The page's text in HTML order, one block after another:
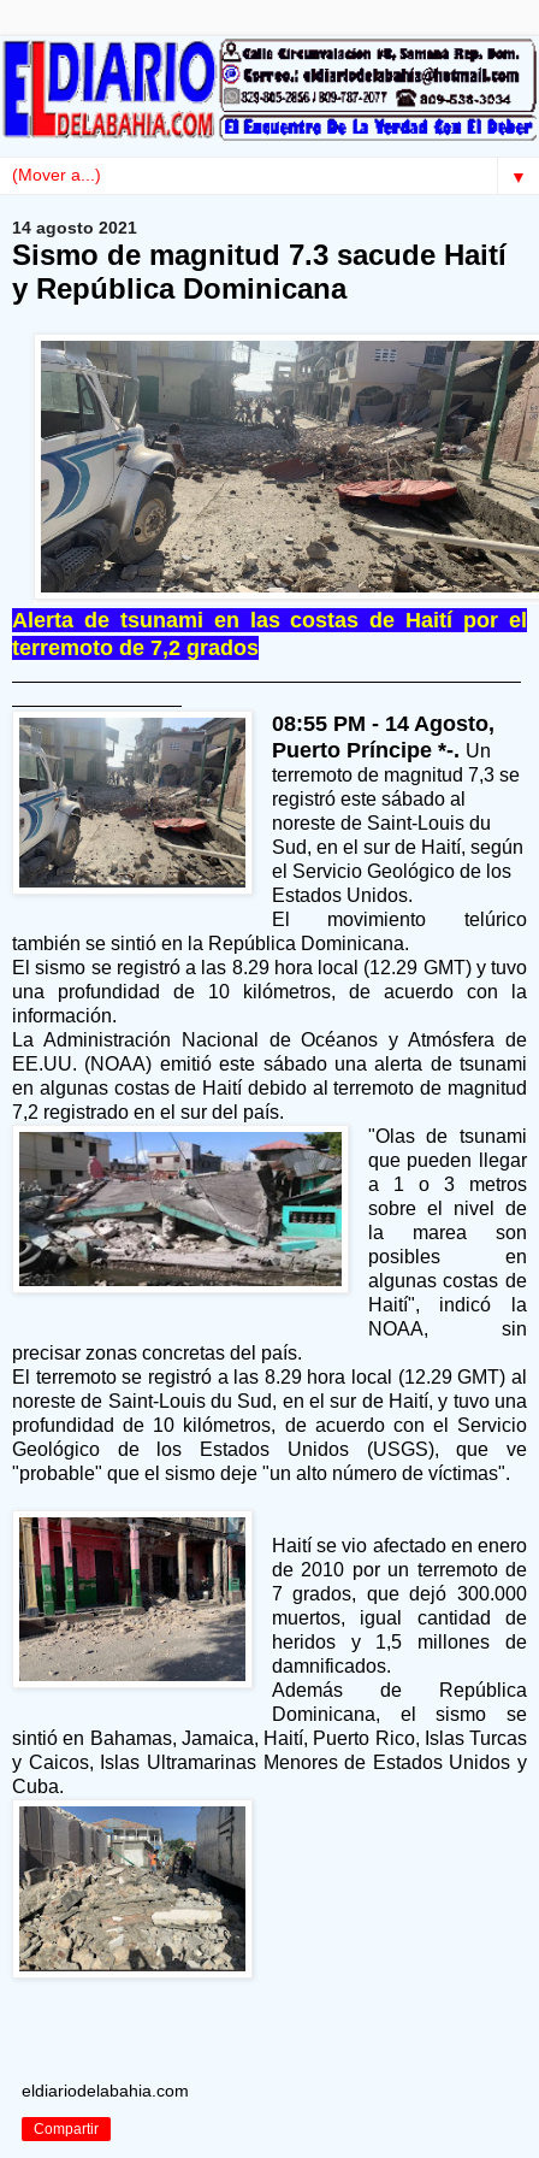
▼
14 agosto 2021
Sismo de magnitud 7.3 sacude Haití
y República Dominicana
Alerta de tsunami en las costas de Haití por el
terremoto de 7,2 grados
08:55 PM - 14 Agosto,
Puerto Príncipe *-. Un
terremoto de magnitud 7,3 se
registró este sábado al
noreste de Saint-Louis du
Sud, en el sur de Haití, según
el Servicio Geológico de los
Estados Unidos.
El movimiento telúrico
también se sintió en la República Dominicana.
El sismo se registró a las 8.29 hora local (12.29 GMT) y tuvo
una profundidad de 10 kilómetros, de acuerdo con la
información.
La Administración Nacional de Océanos y Atmósfera de
EE.UU. (NOAA) emitió este sábado una alerta de tsunami
en algunas costas de Haití debido al terremoto de magnitud
7,2 registrado en el sur del país.
"Olas de tsunami
que pueden llegar
a 1 o 3 metros
sobre el nivel de
la marea son
posibles en
algunas costas de
Haití", indicó la
NOAA, sin
precisar zonas concretas del país.
El terremoto se registró a las 8.29 hora local (12.29 GMT) al
noreste de Saint-Louis du Sud, en el sur de Haití, y tuvo una
profundidad de 10 kilómetros, de acuerdo con el Servicio
Geológico de los Estados Unidos (USGS), que ve
"probable" que el sismo deje "un alto número de víctimas".
Haití se vio afectado en enero
de 2010 por un terremoto de
7 grados, que dejó 300.000
muertos, igual cantidad de
heridos y 1,5 millones de
damnificados.
Además de República
Dominicana, el sismo se
sintió en Bahamas, Jamaica, Haití, Puerto Rico, Islas Turcas
y Caicos, Islas Ultramarinas Menores de Estados Unidos y
Cuba.
eldiariodelabahia.com
Compartir